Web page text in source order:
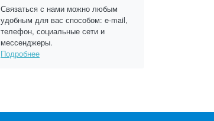
Связаться с нами можно любым
удобным для вас способом: e-mail,
телефон, социальные сети и
мессенджеры.
Подробнее